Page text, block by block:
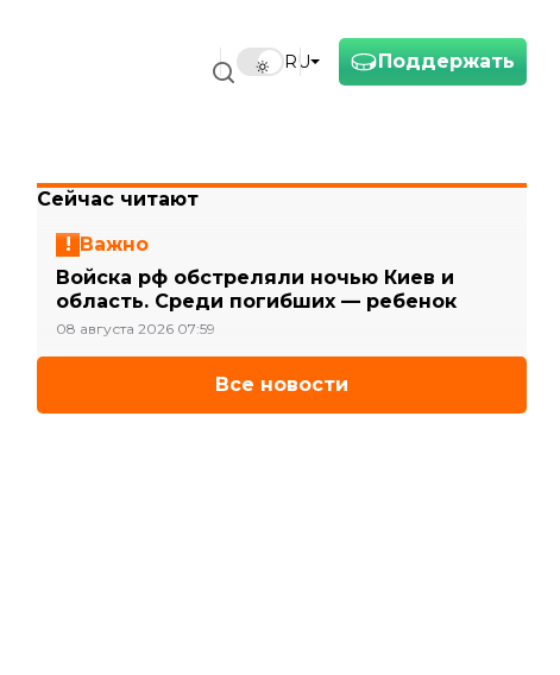
Поддержать
RU
Сейчас читают
Важно
Войска рф обстреляли ночью Киев и
область. Среди погибших — ребенок
08 августа 2026 07:59
Все новости